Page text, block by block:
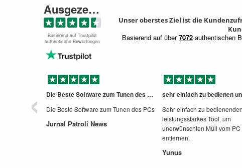
Ausgezeichnet
Basierend auf Trustpilot
authentische Bewertungen
Unser oberstes Ziel ist die
Basierend auf über7072 authentischen
Die Beste Software zum Tunen des PCs
Die Beste Software zum Tunen des PCs
Jurnal Patroli News
Sehr einfach zu
leistungsstarkes Tool, um
unerwünschten Müll vom PC
entfernen.
Yunus
‹